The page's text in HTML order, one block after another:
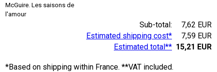
McGuire. Les saisons de
l'amour
Sub-total:
7,62 EUR
Estimated shipping cost*
7,59 EUR
Estimated total** 15,21 EUR
*Based on shipping within France. **VAT included.